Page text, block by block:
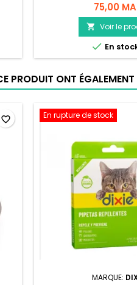
75,00
 Voir le
 En
PRODUIT ONT
favorite_border En rupture de stock
MARQUE: